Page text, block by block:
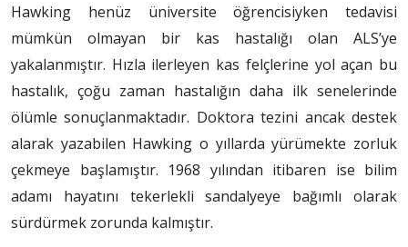
Hawking henüz üniversite öğrencisiyken tedavisi
mümkün olmayan bir kas hastalığı olan ALS’ye
yakalanmıştır. Hızla ilerleyen kas felçlerine yol açan bu
hastalık, çoğu zaman hastalığın daha ilk senelerinde
ölümle sonuçlanmaktadır. Doktora tezini ancak destek
alarak yazabilen Hawking o yıllarda yürümekte zorluk
çekmeye başlamıştır. 1968 yılından itibaren ise bilim
adamı hayatını tekerlekli sandalyeye bağımlı olarak
sürdürmek zorunda kalmıştır.